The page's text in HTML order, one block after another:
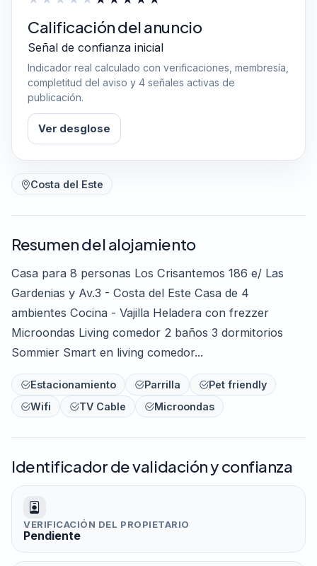
Calificación del anuncio
Señal de confianza inicial
Indicador real calculado con verificaciones, membresía,
completitud del aviso y 4 señales activas de
publicación.
Ver desglose
Costa del Este
Resumen del alojamiento
Casa para 8 personas Los Crisantemos 186 e/ Las
Gardenias y Av.3 - Costa del Este Casa de 4
ambientes Cocina - Vajilla Heladera con frezzer
Microondas Living comedor 2 baños 3 dormitorios
Sommier Smart en living comedor...
Estacionamiento Parrilla
Pet friendly
Wifi
TV Cable Microondas
Identificador de validación y confianza
VERIFICACIÓN DEL PROPIETARIO
Pendiente